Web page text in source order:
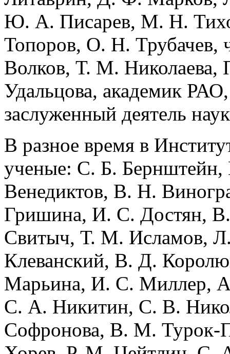
Ю. А. Писарев, М. Н.
Топоров, О. Н. Трубачев,
Волков, Т. М. Николаева,
Удальцова, академик
заслуженный деятель
В разное время в
ученые: С. Б.
Венедиктов, В. Н.
Гришина, И. С. Достян,
Свитыч, Т. М. Исламов,
Клеванский, В. Д.
Марьина, И. С. Миллер,
С. А. Никитин, С. В.
Софронова, В. М.